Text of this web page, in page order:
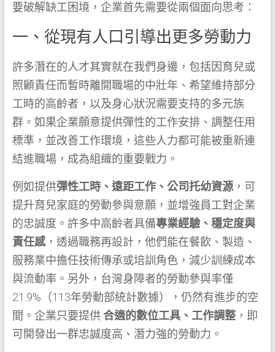
要破解缺工困境，企業首先需要從兩個面向思考：
一、從現有人口引導出更多勞動力
許多潛在的人才其實就在我們身邊，包括因育兒或
照顧責任而暫時離開職場的中壯年、希望維持部分
工時的高齡者，以及身心狀況需要支持的多元族
群。如果企業願意提供彈性的工作安排、調整任用
標準，並改善工作環境，這些人力都可能被重新連
結進職場，成為組織的重要戰力。
例如提供彈性工時、遠距工作、公司托幼資源，可
提升育兒家庭的勞動參與意願，並增強員工對企業
的忠誠度。許多中高齡者具備專業經驗、穩定度與
責任感，透過職務再設計，他們能在餐飲、製造、
服務業中擔任技術傳承或培訓角色，減少訓練成本
與流動率。另外，台灣身障者的勞動參與率僅
21.9%（113年勞動部統計數據），仍然有進步的空
間。企業只要提供合適的數位工具、工作調整，即
可開發出一群忠誠度高、潛力強的勞動力。